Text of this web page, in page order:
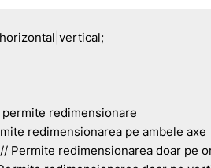
redimensionare
redimensionarea pe ambele axe
Permite redimensionarea doar pe